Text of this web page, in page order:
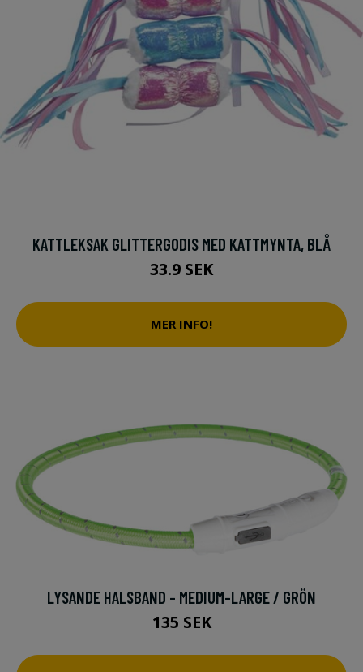
KATTLEKSAK GLITTERGODIS MED KATTMYNTA, BLÅ
33.9 SEK
MER INFO!
LYSANDE HALSBAND - MEDIUM-LARGE / GRÖN
135 SEK